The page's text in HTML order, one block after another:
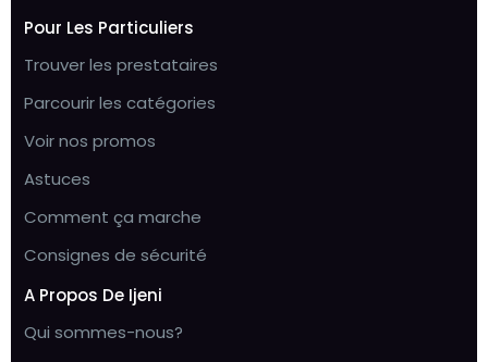
Pour Les Particuliers
Trouver les prestataires
Parcourir les catégories
Voir nos promos
Astuces
Comment ça marche
Consignes de sécurité
A Propos De Ijeni
Qui sommes-nous?